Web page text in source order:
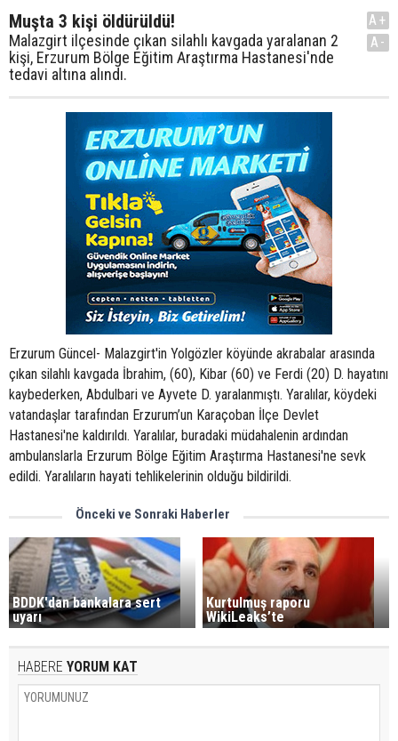
Muşta 3 kişi öldürüldü!
Malazgirt ilçesinde çıkan silahlı kavgada yaralanan 2
kişi, Erzurum Bölge Eğitim Araştırma Hastanesi'nde
tedavi altına alındı.
A+
A-
Erzurum Güncel- Malazgirt'in Yolgözler köyünde akrabalar arasında
çıkan silahlı kavgada İbrahim, (60), Kibar (60) ve Ferdi (20) D. hayatını
kaybederken, Abdulbari ve Ayvete D. yaralanmıştı. Yaralılar, köydeki
vatandaşlar tarafından Erzurum’un Karaçoban İlçe Devlet
Hastanesi'ne kaldırıldı. Yaralılar, buradaki müdahalenin ardından
ambulanslarla Erzurum Bölge Eğitim Araştırma Hastanesi'ne sevk
edildi. Yaralıların hayati tehlikelerinin olduğu bildirildi.
Önceki ve Sonraki Haberler
BDDK'dan bankalara sert
uyarı
Kurtulmuş raporu
WikiLeaks’te
HABERE YORUM KAT